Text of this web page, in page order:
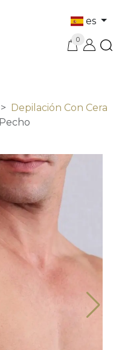
es
0
Depilación Con Cera